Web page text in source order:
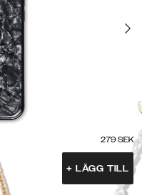
279 SEK
+ LÄGG TILL